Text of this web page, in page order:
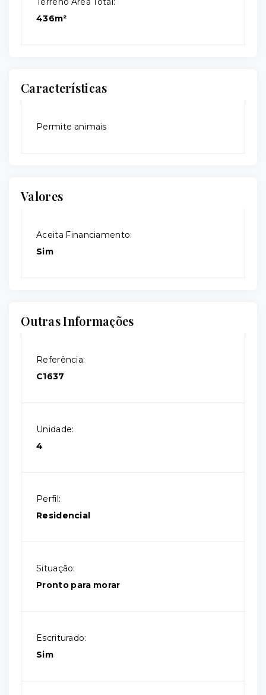
436m²
Características
Permite animais
Valores
Aceita Financiamento:
Sim
Outras Informações
Referência:
C1637
Unidade:
4
Perfil:
Residencial
Situação:
Pronto para morar
Escriturado:
Sim